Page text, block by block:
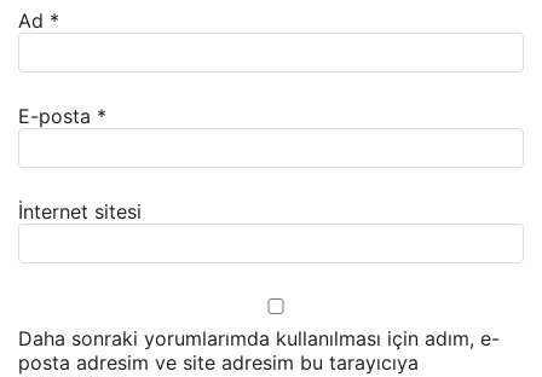
Ad *
E-posta *
İnternet sitesi
Daha sonraki yorumlarımda kullanılması için adım, e-
posta adresim ve site adresim bu tarayıcıya